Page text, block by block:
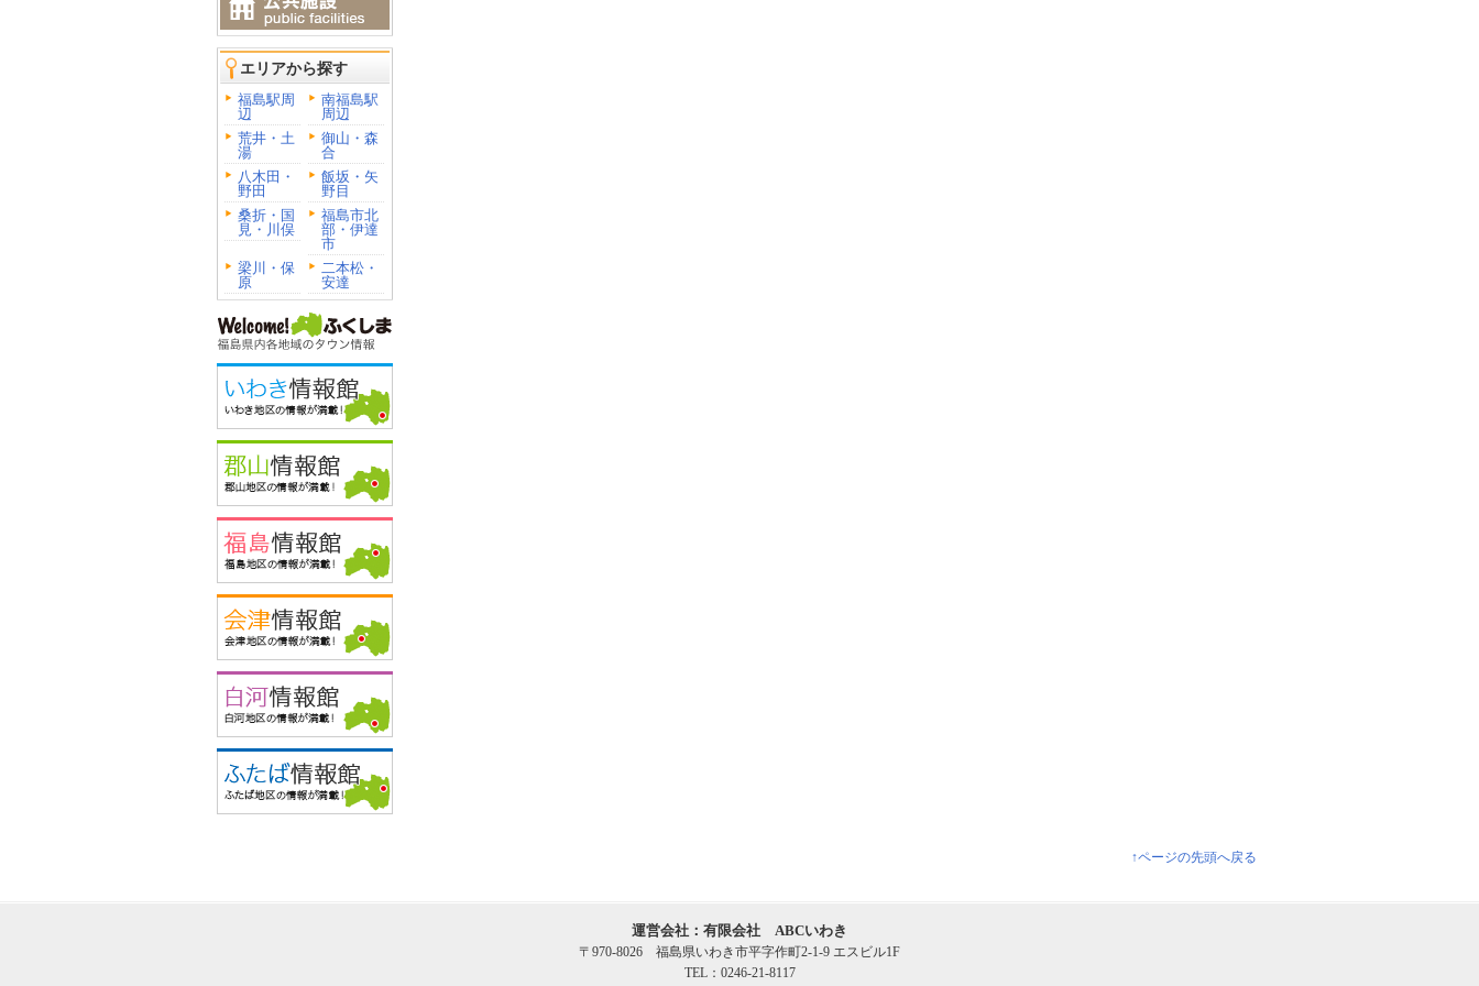
エリアから探す
福島駅周
辺
南福島駅
周辺
荒井・土
湯
御山・森
合
八木田・
野田
飯坂・矢
野目
桑折・国
見・川俣
福島市北
部・伊達
市
梁川・保
原
二本松・
安達
↑ページの先頭へ戻る
運営会社：有限会社 ABCいわき
〒970-8026 福島県いわき市平字作町2-1-9 エスビル1F
TEL：0246-21-8117